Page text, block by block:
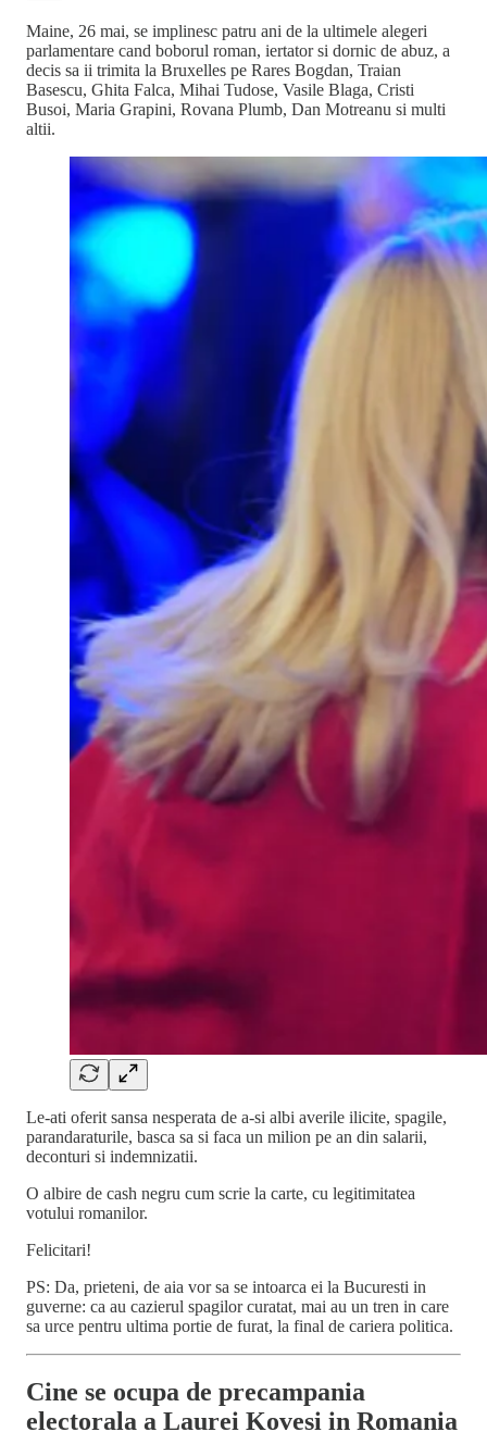
Maine, 26 mai, se implinesc patru ani de la ultimele alegeri
parlamentare cand boborul roman, iertator si dornic de abuz, a
decis sa ii trimita la Bruxelles pe Rares Bogdan, Traian
Basescu, Ghita Falca, Mihai Tudose, Vasile Blaga, Cristi
Busoi, Maria Grapini, Rovana Plumb, Dan Motreanu si multi
altii.
Le-ati oferit sansa nesperata de a-si albi averile ilicite, spagile,
parandaraturile, basca sa si faca un milion pe an din salarii,
deconturi si indemnizatii.
O albire de cash negru cum scrie la carte, cu legitimitatea
votului romanilor.
Felicitari!
PS: Da, prieteni, de aia vor sa se intoarca ei la Bucuresti in
guverne: ca au cazierul spagilor curatat, mai au un tren in care
sa urce pentru ultima portie de furat, la final de cariera politica.
Cine se ocupa de precampania
electorala a Laurei Kovesi in Romania